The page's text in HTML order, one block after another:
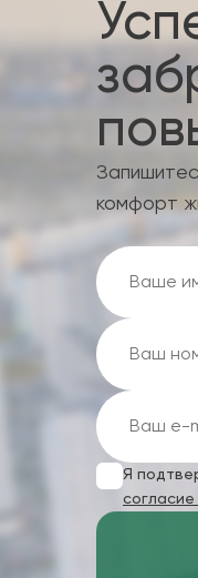
комфорт
Я